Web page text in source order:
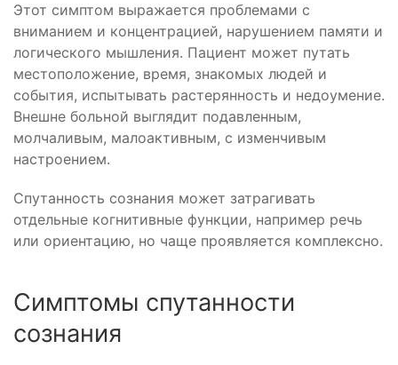
Этот симптом выражается проблемами с
вниманием и концентрацией, нарушением памяти и
логического мышления. Пациент может путать
местоположение, время, знакомых людей и
события, испытывать растерянность и недоумение.
Внешне больной выглядит подавленным,
молчаливым, малоактивным, с изменчивым
настроением.
Спутанность сознания может затрагивать
отдельные когнитивные функции, например речь
или ориентацию, но чаще проявляется комплексно.
Симптомы спутанности
сознания